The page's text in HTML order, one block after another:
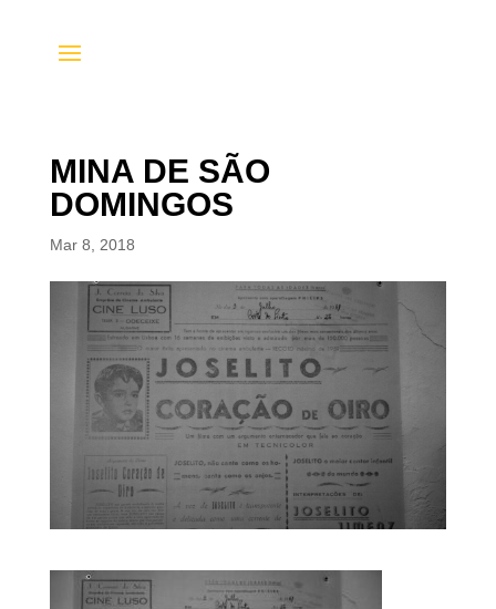
MINA DE SÃO
DOMINGOS
Mar 8, 2018